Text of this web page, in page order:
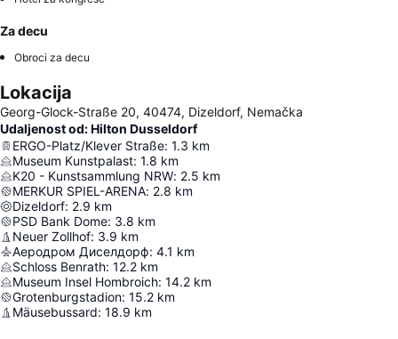
Za decu
Obroci za decu
Lokacija
Georg-Glock-Straße 20, 40474, Dizeldorf, Nemačka
Udaljenost od: Hilton Dusseldorf
ERGO-Platz/Klever Straße: 1.3 km
Museum Kunstpalast: 1.8 km
K20 - Kunstsammlung NRW: 2.5 km
MERKUR SPIEL-ARENA: 2.8 km
Dizeldorf: 2.9 km
PSD Bank Dome: 3.8 km
Neuer Zollhof: 3.9 km
Аеродром Диселдорф: 4.1 km
Schloss Benrath: 12.2 km
Museum Insel Hombroich: 14.2 km
Grotenburgstadion: 15.2 km
Mäusebussard: 18.9 km